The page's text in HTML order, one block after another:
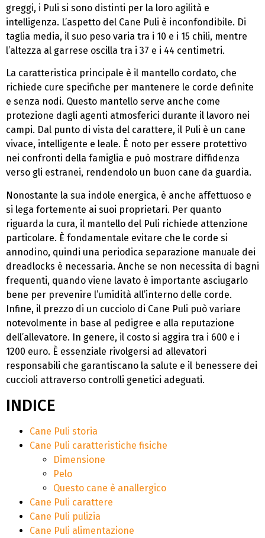
greggi, i Puli si sono distinti per la loro agilità e
intelligenza. L’aspetto del Cane Puli è inconfondibile. Di
taglia media, il suo peso varia tra i 10 e i 15 chili, mentre
l’altezza al garrese oscilla tra i 37 e i 44 centimetri.
La caratteristica principale è il mantello cordato, che
richiede cure specifiche per mantenere le corde definite
e senza nodi. Questo mantello serve anche come
protezione dagli agenti atmosferici durante il lavoro nei
campi. Dal punto di vista del carattere, il Puli è un cane
vivace, intelligente e leale. È noto per essere protettivo
nei confronti della famiglia e può mostrare diffidenza
verso gli estranei, rendendolo un buon cane da guardia.
Nonostante la sua indole energica, è anche affettuoso e
si lega fortemente ai suoi proprietari. Per quanto
riguarda la cura, il mantello del Puli richiede attenzione
particolare. È fondamentale evitare che le corde si
annodino, quindi una periodica separazione manuale dei
dreadlocks è necessaria. Anche se non necessita di bagni
frequenti, quando viene lavato è importante asciugarlo
bene per prevenire l’umidità all’interno delle corde.
Infine, il prezzo di un cucciolo di Cane Puli può variare
notevolmente in base al pedigree e alla reputazione
dell’allevatore. In genere, il costo si aggira tra i 600 e i
1200 euro. È essenziale rivolgersi ad allevatori
responsabili che garantiscano la salute e il benessere dei
cuccioli attraverso controlli genetici adeguati.
INDICE
Cane Puli storia
Cane Puli caratteristiche fisiche
Dimensione
Pelo
Questo cane è anallergico
Cane Puli carattere
Cane Puli pulizia
Cane Puli alimentazione